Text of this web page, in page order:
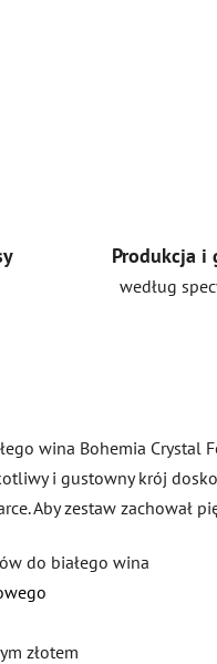
Produkcja i
według
wina Bohemia Crystal
i gustowny krój
Aby zestaw zachował
do białego wina
złotem